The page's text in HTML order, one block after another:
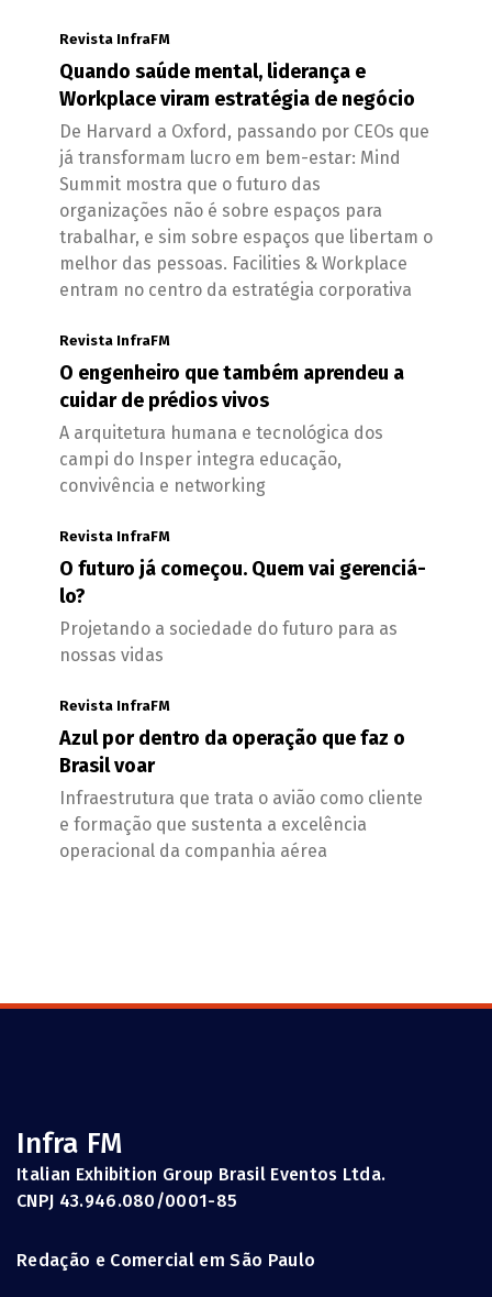
Revista InfraFM
Quando saúde mental, liderança e
Workplace viram estratégia de negócio
De Harvard a Oxford, passando por CEOs que
já transformam lucro em bem-estar: Mind
Summit mostra que o futuro das
organizações não é sobre espaços para
trabalhar, e sim sobre espaços que libertam o
melhor das pessoas. Facilities & Workplace
entram no centro da estratégia corporativa
Revista InfraFM
O engenheiro que também aprendeu a
cuidar de prédios vivos
A arquitetura humana e tecnológica dos
campi do Insper integra educação,
convivência e networking
Revista InfraFM
O futuro já começou. Quem vai gerenciá-
lo?
Projetando a sociedade do futuro para as
nossas vidas
Revista InfraFM
Azul por dentro da operação que faz o
Brasil voar
Infraestrutura que trata o avião como cliente
e formação que sustenta a excelência
operacional da companhia aérea
Infra FM
Italian Exhibition Group Brasil Eventos Ltda.
CNPJ 43.946.080/0001-85
Redação e Comercial em São Paulo